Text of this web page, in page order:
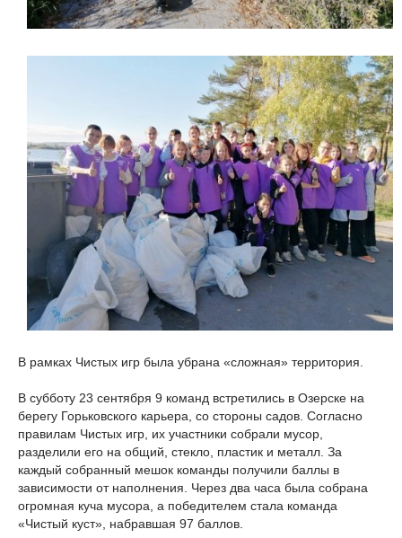
В рамках Чистых игр была убрана «сложная» территория.
В субботу 23 сентября 9 команд встретились в Озерске на
берегу Горьковского карьера, со стороны садов. Согласно
правилам Чистых игр, их участники собрали мусор,
разделили его на общий, стекло, пластик и металл. За
каждый собранный мешок команды получили баллы в
зависимости от наполнения. Через два часа была собрана
огромная куча мусора, а победителем стала команда
«Чистый куст», набравшая 97 баллов.